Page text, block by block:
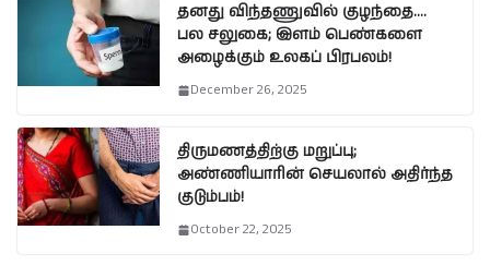
தனது விந்தணுவில் குழந்தை….
பல சலுகை; இளம் பெண்களை
அழைக்கும் உலகப் பிரபலம்!
December 26, 2025
திருமணத்திற்கு மறுப்பு;
அண்ணியாரின் செயலால் அதிர்ந்த
குடும்பம்!
October 22, 2025